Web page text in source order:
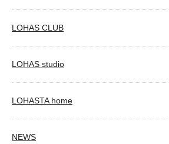
LOHAS CLUB
LOHAS studio
LOHASTA home
NEWS